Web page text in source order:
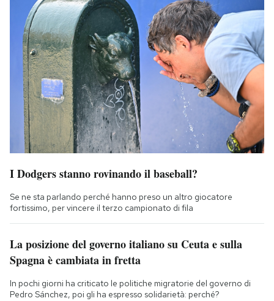
I Dodgers stanno rovinando il baseball?
Se ne sta parlando perché hanno preso un altro giocatore
fortissimo, per vincere il terzo campionato di fila
La posizione del governo italiano su Ceuta e sulla
Spagna è cambiata in fretta
In pochi giorni ha criticato le politiche migratorie del governo di
Pedro Sánchez, poi gli ha espresso solidarietà: perché?